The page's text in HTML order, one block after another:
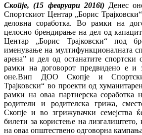
Скопје, (15 февруари 2016г)Денес
Спортскиот Центар „Борис
деловна соработка. Во рамки на
целосно брендирање на дел од
Центар „Борис Трајковски“ под
именување на мултифункционалната
арена” и дел од останатите спортски
рамки на договорот предвидено е и
оне.Вип ДОО Скопје и
Трајковски“ во проекти од
рамки на оваа партнерска соработка
родители и родителска грижа,
Скопје и во згрижувачки семејства
билети за користење на лизгалиштето,
на оваа општествено одговорна